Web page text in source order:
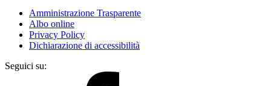
Amministrazione Trasparente
Albo online
Privacy Policy
Dichiarazione di accessibilità
Seguici su: